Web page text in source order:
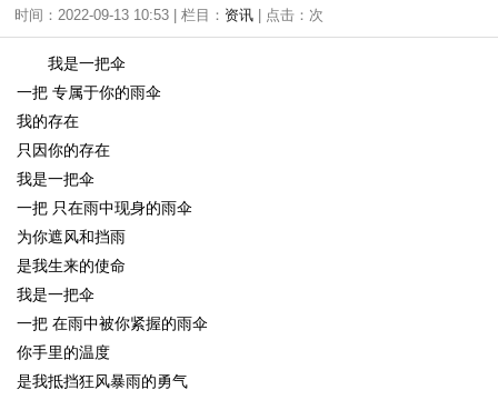
时间：2022-09-13 10:53 | 栏目： 资讯 | 点击： 次
我是一把伞
一把 专属于你的雨伞
我的存在
只因你的存在
我是一把伞
一把 只在雨中现身的雨伞
为你遮风和挡雨
是我生来的使命
我是一把伞
一把 在雨中被你紧握的雨伞
你手里的温度
是我抵挡狂风暴雨的勇气